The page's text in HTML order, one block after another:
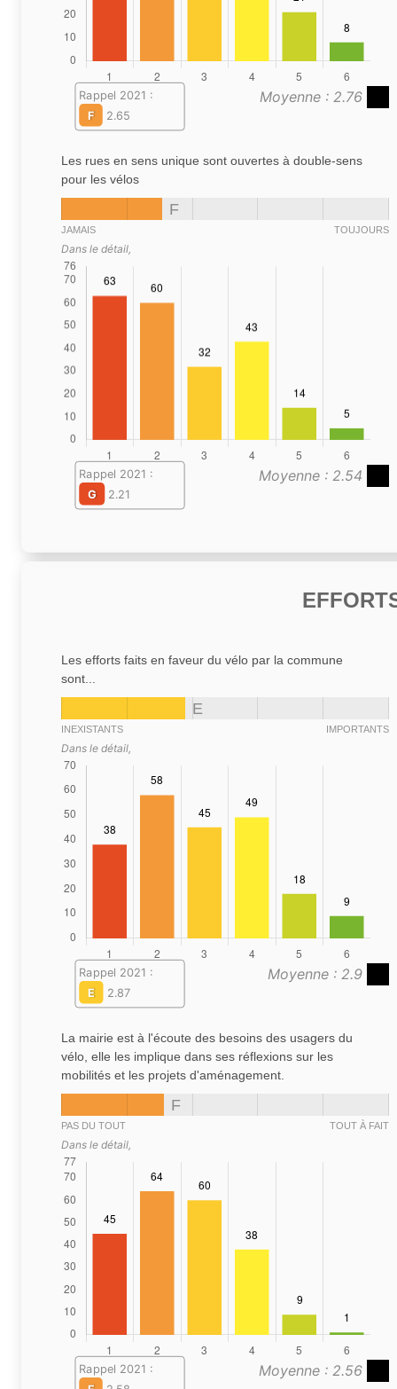
Moyenne : 2.76
Rappel 2021 :
F
2.65
Les rues en sens unique sont ouvertes à double-sens
pour les vélos
F
JAMAIS TOUJOURS
Dans le détail,
Moyenne : 2.54
Rappel 2021 :
G
2.21
Les efforts faits en faveur du vélo par la commune
sont...
E
INEXISTANTS IMPORTANTS
Dans le détail,
Moyenne : 2.9
Rappel 2021 :
E
2.87
La mairie est à l'écoute des besoins des usagers du
vélo, elle les implique dans ses réflexions sur les
mobilités et les projets d'aménagement.
F
PAS DU TOUT TOUT À FAIT
Dans le détail,
Moyenne : 2.56
Rappel 2021 :